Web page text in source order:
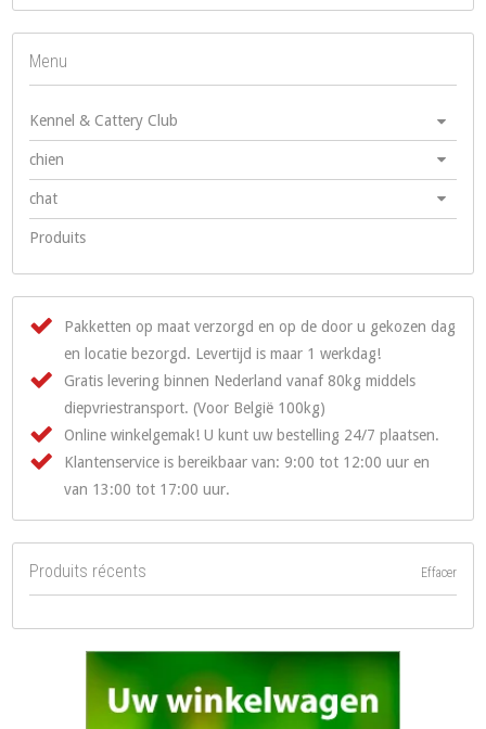
Menu
Kennel & Cattery Club
chien
chat
Produits
Pakketten op maat verzorgd en op de door u gekozen dag
en locatie bezorgd. Levertijd is maar 1 werkdag!
Gratis levering binnen Nederland vanaf 80kg middels
diepvriestransport. (Voor België 100kg)
Online winkelgemak! U kunt uw bestelling 24/7 plaatsen.
Klantenservice is bereikbaar van: 9:00 tot 12:00 uur en
van 13:00 tot 17:00 uur.
Produits récents Effacer